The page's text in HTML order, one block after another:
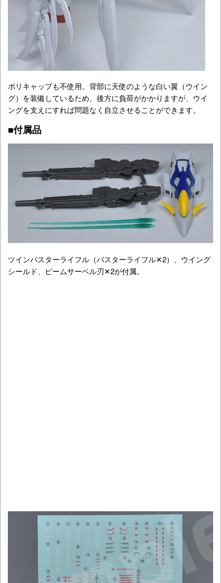
ポリキャップも不使用。背部に天使のような白い翼（ウイン
グ）を装備しているため、後方に負荷がかかりますが、ウイ
ングを支えにすれば問題なく自立させることができます。
■付属品
ツインバスターライフル（バスターライフル✕2）、ウイング
シールド、ビームサーベル刃✕2が付属。